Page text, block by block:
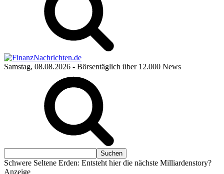
Samstag, 08.08.2026 - Börsentäglich über 12.000 News
Schwere Seltene Erden: Entsteht hier die nächste Milliardenstory?
Anzeige